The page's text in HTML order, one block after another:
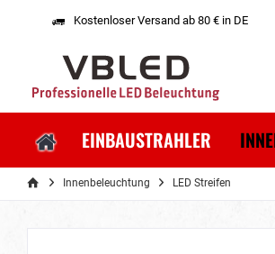
Kostenloser Versand ab 80 € in DE
EINBAUSTRAHLER
Innenbeleuchtung LED Streifen